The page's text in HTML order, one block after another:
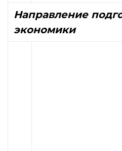
Направление
экономики